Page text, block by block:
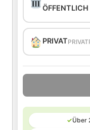
ÖFFENTLICH
PRIVAT
✓Über